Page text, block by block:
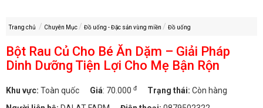
Trang chủ Chuyên Mục Đồ uống - Đặc sản vùng miền Đồ uống
Bột Rau Củ Cho Bé Ăn Dặm – Giải Pháp
Dinh Dưỡng Tiện Lợi Cho Mẹ Bận Rộn
Khu vực: Toàn quốc Giá: 70.000 đ Trạng thái: Còn hàng